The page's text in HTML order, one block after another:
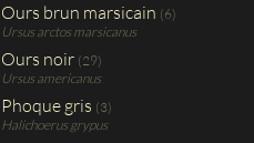
Ours brun marsicain (6)
Ursus arctos marsicanus
Ours noir (29)
Ursus americanus
Phoque gris (3)
Halichoerus grypus